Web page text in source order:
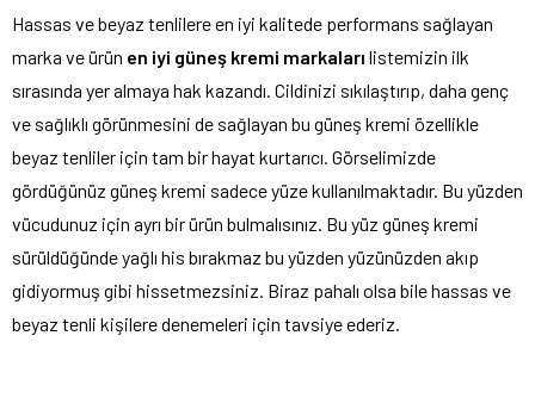
Hassas ve beyaz tenlilere en iyi kalitede performans sağlayan
marka ve ürün en iyi güneş kremi markaları listemizin ilk
sırasında yer almaya hak kazandı. Cildinizi sıkılaştırıp, daha genç
ve sağlıklı görünmesini de sağlayan bu güneş kremi özellikle
beyaz tenliler için tam bir hayat kurtarıcı. Görselimizde
gördüğünüz güneş kremi sadece yüze kullanılmaktadır. Bu yüzden
vücudunuz için ayrı bir ürün bulmalısınız. Bu yüz güneş kremi
sürüldüğünde yağlı his bırakmaz bu yüzden yüzünüzden akıp
gidiyormuş gibi hissetmezsiniz. Biraz pahalı olsa bile hassas ve
beyaz tenli kişilere denemeleri için tavsiye ederiz.